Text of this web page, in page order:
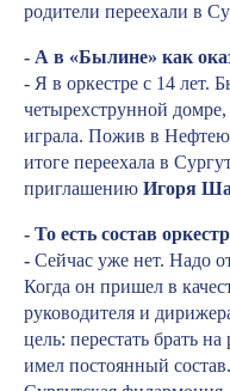
родители переехали в
- А в «Былине» как
- Я в оркестре с 14 лет.
четырехструнной
играла. Пожив в
итоге переехала в
приглашению Игоря
- То есть состав
- Сейчас уже нет. Надо
Когда он пришел в
руководителя и
цель: перестать брать
имел постоянный